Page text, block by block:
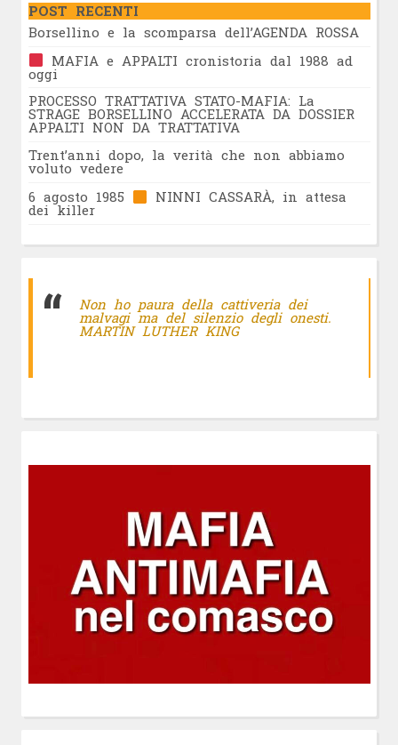
POST RECENTI
Borsellino e la scomparsa dell’AGENDA ROSSA
MAFIA e APPALTI cronistoria dal 1988 ad
oggi
PROCESSO TRATTATIVA STATO-MAFIA: La
STRAGE BORSELLINO ACCELERATA DA DOSSIER
APPALTI NON DA TRATTATIVA
Trent’anni dopo, la verità che non abbiamo
voluto vedere
6 agosto 1985
NINNI CASSARÀ, in attesa
dei killer
Non ho paura della cattiveria dei
malvagi ma del silenzio degli onesti.
MARTIN LUTHER KING